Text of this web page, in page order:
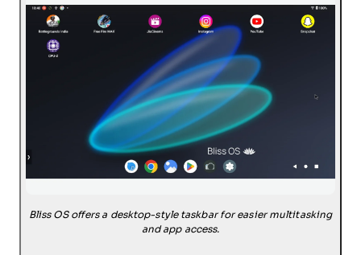
Bliss OS offers a desktop-style taskbar for easier multitasking
and app access.